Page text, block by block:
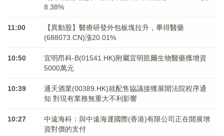
8.38%
11:00
【異動股】醫療研發外包板塊拉升，畢得醫藥
(688073.CN)漲20.01%
10:50
宜明昂科-B(01541.HK)附屬宜明凱爾生物醫藥獲增資
5000萬元
10:39
通天酒業(00389.HK)就配售協議接獲展開法院程序通
知 對現有業務無重大不利影響
10:27
中遠海科：與中遠海運國際(香港)有限公司正在開展增
資對價的支付